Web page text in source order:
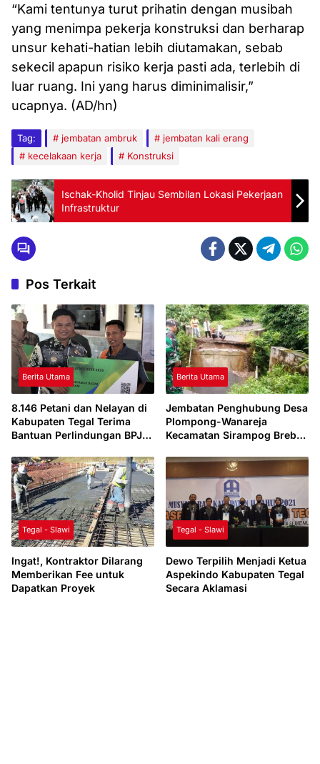
“Kami tentunya turut prihatin dengan musibah
yang menimpa pekerja konstruksi dan berharap
unsur kehati-hatian lebih diutamakan, sebab
sekecil apapun risiko kerja pasti ada, terlebih di
luar ruang. Ini yang harus diminimalisir,”
ucapnya. (AD/hn)
Tag: jembatan ambruk
jembatan kali erang
kecelakaan kerja
Konstruksi
Ischak-Kholid Tinjau Sembilan Lokasi Pekerjaan
Infrastruktur
Pos Terkait
Berita Utama
8.146 Petani dan Nelayan di
Kabupaten Tegal Terima
Bantuan Perlindungan BPJS
Berita Utama
Jembatan Penghubung Desa
Plompong-Wanareja
Kecamatan Sirampog Brebes
Tegal - Slawi
Ingat!, Kontraktor Dilarang
Memberikan Fee untuk
Dapatkan Proyek
Tegal - Slawi
Dewo Terpilih Menjadi Ketua
Aspekindo Kabupaten Tegal
Secara Aklamasi